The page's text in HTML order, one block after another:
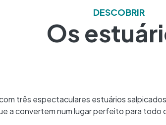
DESCOBRIR
Os
três espectaculares estuários
a convertem num lugar perfeito para todo